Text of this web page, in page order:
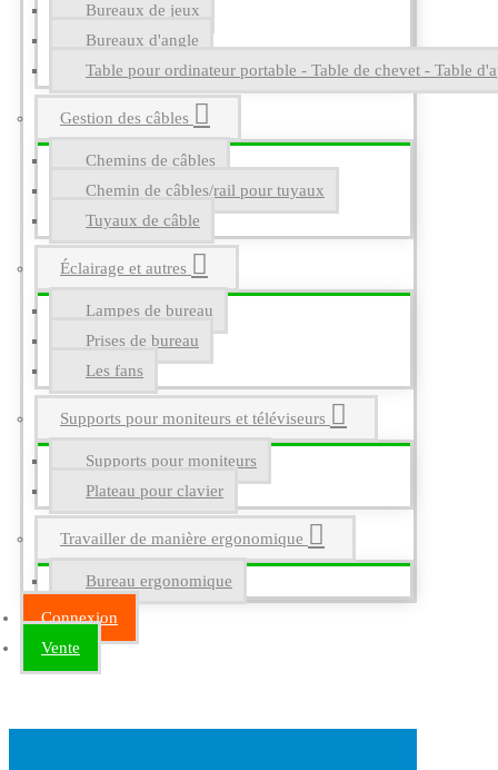
Bureaux de jeux
Bureaux d'angle
Table pour ordinateur portable - Table de chevet - Table
Gestion des câbles
Chemins de câbles
Chemin de câbles/rail pour tuyaux
Tuyaux de câble
Éclairage et autres
Lampes de bureau
Prises de bureau
Les fans
Supports pour moniteurs et téléviseurs
Supports pour moniteurs
Plateau pour clavier
Travailler de manière ergonomique
Bureau ergonomique
Connexion
Vente